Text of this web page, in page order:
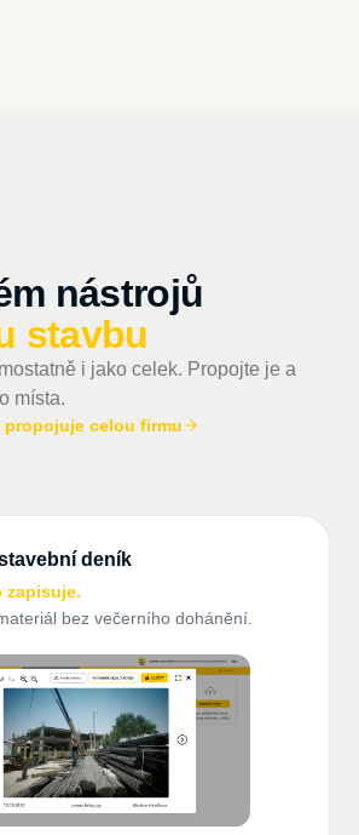
nástrojů
stavbu
i jako celek. Propojte je a
místa.
celou firmu
deník
zapisuje.
bez večerního dohánění.